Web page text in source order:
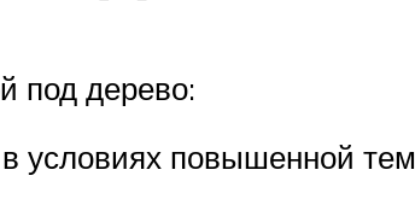
под дерево:
условиях повышенной